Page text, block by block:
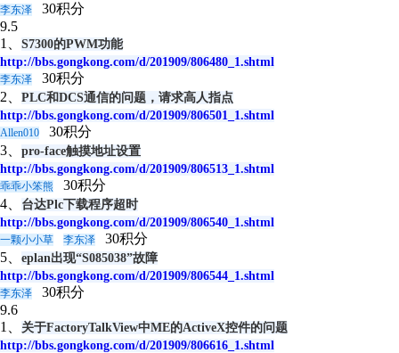
李东泽
30积分
9.5
1、 S7300的PWM功能
http://bbs.gongkong.com/d/201909/806480_1.shtml
李东泽
30积分
2、 PLC和DCS通信的问题，请求高人指点
http://bbs.gongkong.com/d/201909/806501_1.shtml
Allen010
30积分
3、 pro-face触摸地址设置
http://bbs.gongkong.com/d/201909/806513_1.shtml
乖乖小笨熊
30积分
4、
台达Plc下载程序超时
http://bbs.gongkong.com/d/201909/806540_1.shtml
一颗小小草 李东泽
30积分
5、 eplan出现“S085038”故障
http://bbs.gongkong.com/d/201909/806544_1.shtml
李东泽
30积分
9.6
1、
关于FactoryTalkView中ME的ActiveX控件的问题
http://bbs.gongkong.com/d/201909/806616_1.shtml